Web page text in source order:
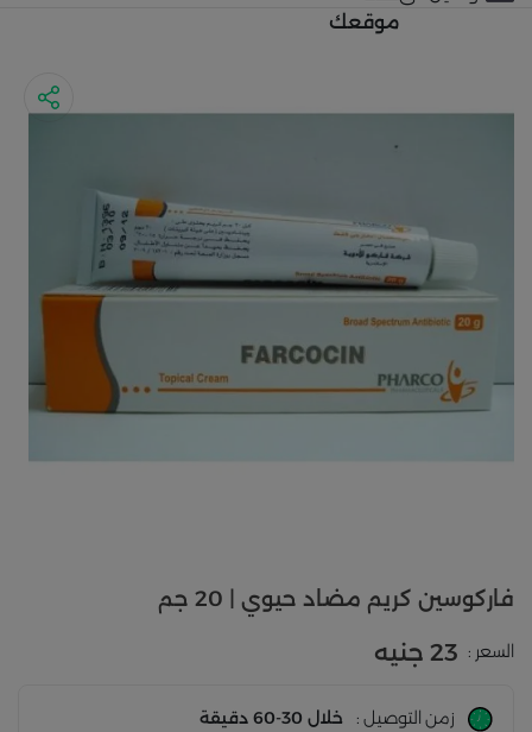
موقعك
فاركوسين كريم مضاد حيوي | 20 جم
السعر : 23 جنيه
زمن التوصيل : خلال 30-60 دقيقة